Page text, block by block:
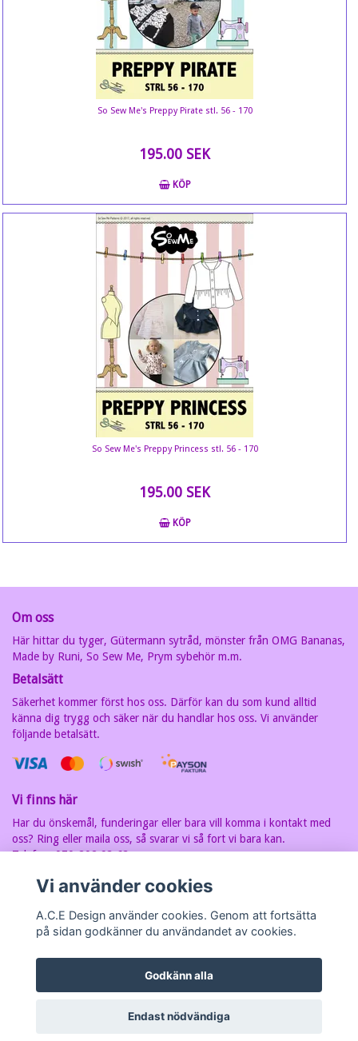
So Sew Me's Preppy Pirate stl. 56 - 170
195.00 SEK
KÖP
So Sew Me's Preppy Princess stl. 56 - 170
195.00 SEK
KÖP
Om oss
Här hittar du tyger, Gütermann sytråd, mönster från OMG Bananas,
Made by Runi, So Sew Me, Prym sybehör m.m.
Betalsätt
Säkerhet kommer först hos oss. Därför kan du som kund alltid
känna dig trygg och säker när du handlar hos oss. Vi använder
följande betalsätt.
Vi finns här
Har du önskemål, funderingar eller bara vill komma i kontakt med
oss? Ring eller maila oss, så svarar vi så fort vi bara kan.
Telefon: 070-202 93 63
7607030280
Vi använder cookies
A.C.E Design använder cookies. Genom att fortsätta
på sidan godkänner du användandet av cookies.
Godkänn alla
Endast nödvändiga